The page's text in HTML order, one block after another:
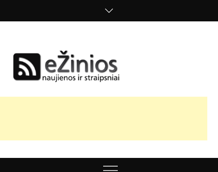
nuomonės
Menu